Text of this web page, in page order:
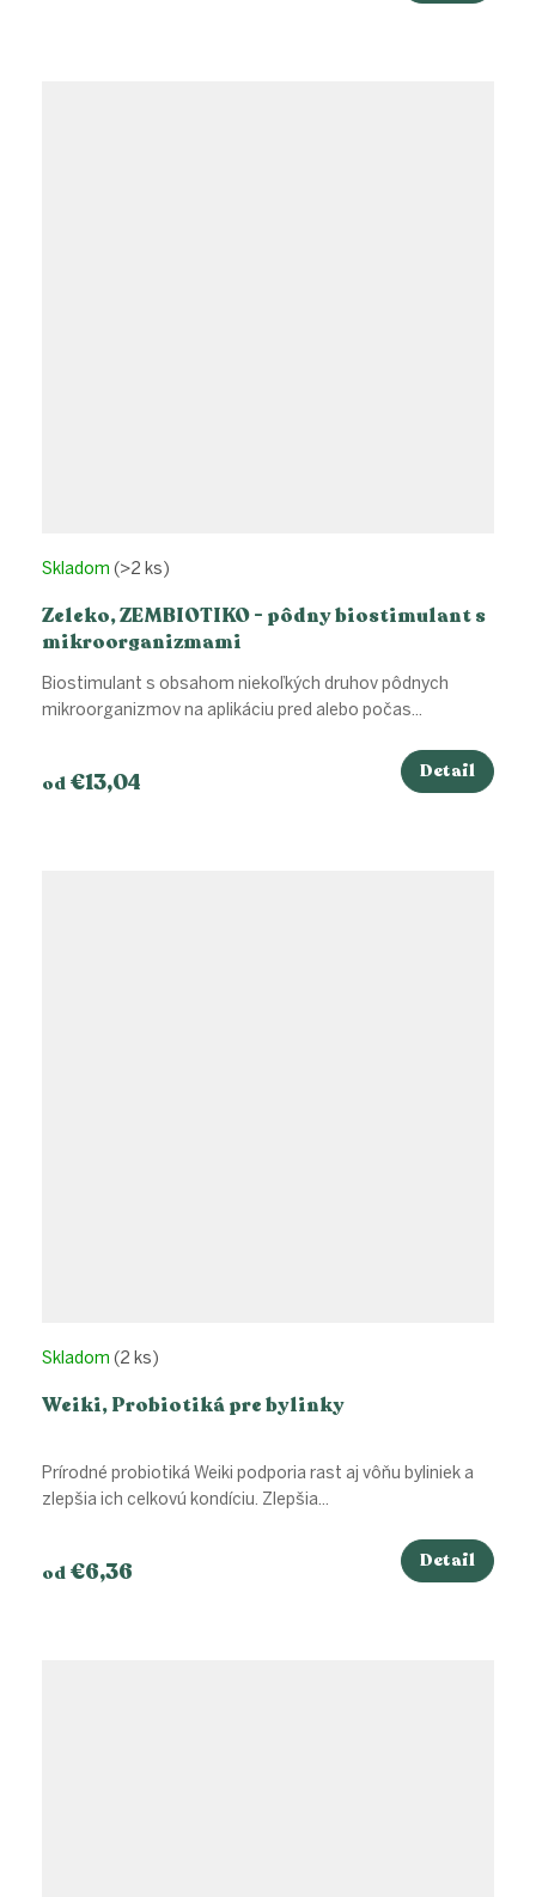
Zeleko, ZEMBIOTIKO - pôdny biostimulant s
mikroorganizmami
Skladom (>2 ks)
od €13,04 Detail
Biostimulant s obsahom niekoľkých druhov pôdnych
mikroorganizmov na aplikáciu pred alebo počas...
Weiki, Probiotiká pre bylinky
Skladom (2 ks)
od €6,36 Detail
Prírodné probiotiká Weiki podporia rast aj vôňu byliniek a
zlepšia ich celkovú kondíciu. Zlepšia...